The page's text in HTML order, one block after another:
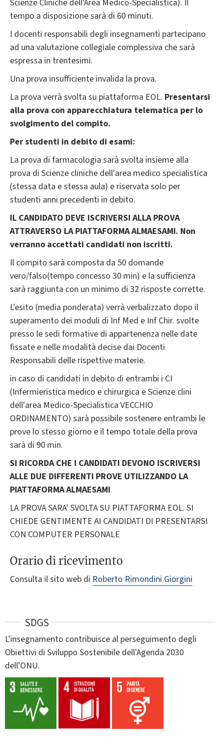
Scienze Cliniche dell'Area Medico-Specialistica). Il
tempo a disposizione sarà di 60 minuti.
I docenti responsabili degli insegnamenti partecipano
ad una valutazione collegiale complessiva che sarà
espressa in trentesimi.
Una prova insufficiente invalida la prova.
La prova verrà svolta su piattaforma EOL. Presentarsi
alla prova con apparecchiatura telematica per lo
svolgimento del compito.
Per studenti in debito di esami:
La prova di farmacologia sarà svolta insieme alla
prova di Scienze cliniche dell'area medico specialistica
(stessa data e stessa aula) e riservata solo per
studenti anni precedenti in debito.
IL CANDIDATO DEVE ISCRIVERSI ALLA PROVA
ATTRAVERSO LA PIATTAFORMA ALMAESAMI. Non
verranno accettati candidati non iscritti.
Il compito sarà composta da 50 domande
vero/falso(tempo concesso 30 min) e la sufficienza
sarà raggiunta con un minimo di 32 risposte corrette.
L'esito (media ponderata) verrà verbalizzato dopo il
superamento dei moduli di Inf Med e Inf Chir. svolte
presso le sedi formative di appartenenza nelle date
fissate e nelle modalità decise dai Docenti
Responsabili delle rispettive materie.
in caso di candidati in debito di entrambi i CI
(Infermieristica medico e chirurgica e Scienze clini
dell'area Medico-Specialistica VECCHIO
ORDINAMENTO) sarà possibile sostenere entrambi le
prove lo stesso giorno e il tempo totale della prova
sarà di 90 min.
SI RICORDA CHE I CANDIDATI DEVONO ISCRIVERSI
ALLE DUE DIFFERENTI PROVE UTILIZZANDO LA
PIATTAFORMA ALMAESAMI
LA PROVA SARA' SVOLTA SU PIATTAFORMA EOL. SI
CHIEDE GENTIMENTE AI CANDIDATI DI PRESENTARSI
CON COMPUTER PERSONALE
Orario di ricevimento
Consulta il sito web di Roberto Rimondini Giorgini
SDGS
L'insegnamento contribuisce al perseguimento degli
Obiettivi di Sviluppo Sostenibile dell'Agenda 2030
dell'ONU.